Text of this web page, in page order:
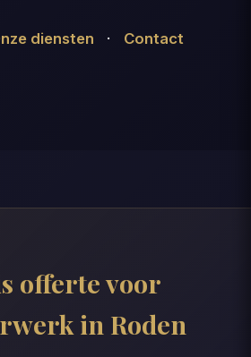
diensten · Contact
offerte voor
in Roden